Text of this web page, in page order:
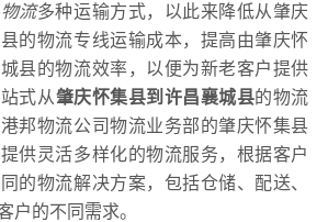
流多种运输方式，以此来降低从肇庆
的物流专线运输成本，提高由肇庆怀
县的物流效率，以便为新老客户提供
式从肇庆怀集县到许昌襄城县的物流
邦物流公司物流业务部的肇庆怀集县
供灵活多样化的物流服务，根据客户
的物流解决方案，包括仓储、配送、
户的不同需求。